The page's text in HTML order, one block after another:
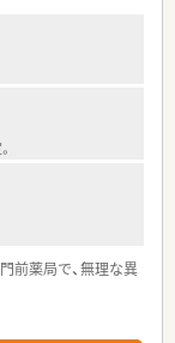
り、これまでのご
決定いたします。
週休2日制が確保
が魅力です。
く、住宅補助や借
て充実していま
前薬局で、無理な異